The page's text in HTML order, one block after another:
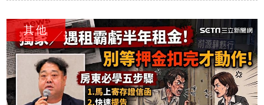
間。以近期案例為例，繳納21萬元遺產稅後，成
功省下43萬元土地增值稅，實質省下22萬元。此
項節稅手續國稅局不會主動通知，必須由納稅義
務人主動向地政事務所申請調整。專家提醒，處
理遺產繼承時，若涉及死亡前兩年內的房產贈
與，務必諮詢地政士專業建議，以免漏辦手續導
其他